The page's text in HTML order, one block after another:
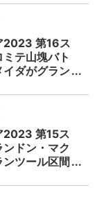
2023 第16ス
テ山塊バト
ダがグラン
咲き
2023 第15ス
ドン・マク
ツール区間